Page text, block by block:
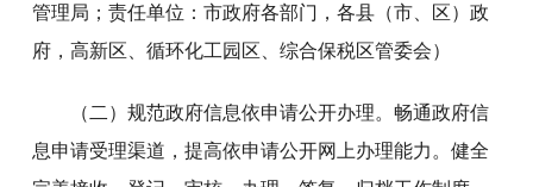
管理局；责任单位：市政府各部门，各县（市、区）政
府，高新区、循环化工园区、综合保税区管委会）
（二）规范政府信息依申请公开办理。畅通政府信
息申请受理渠道，提高依申请公开网上办理能力。健全